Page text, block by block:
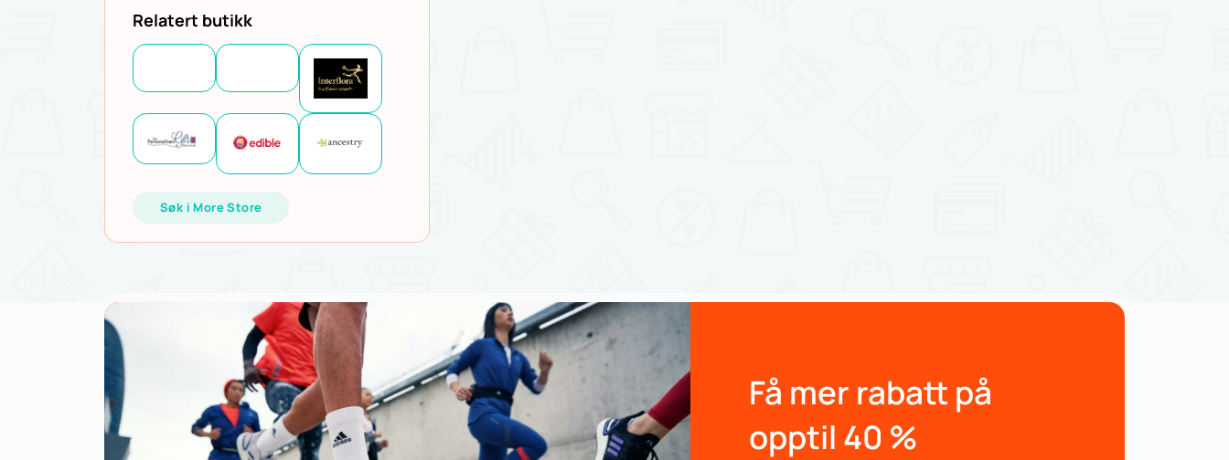
Relatert butikk
Søk i More Store
Få mer rabatt på
opptil 40 %